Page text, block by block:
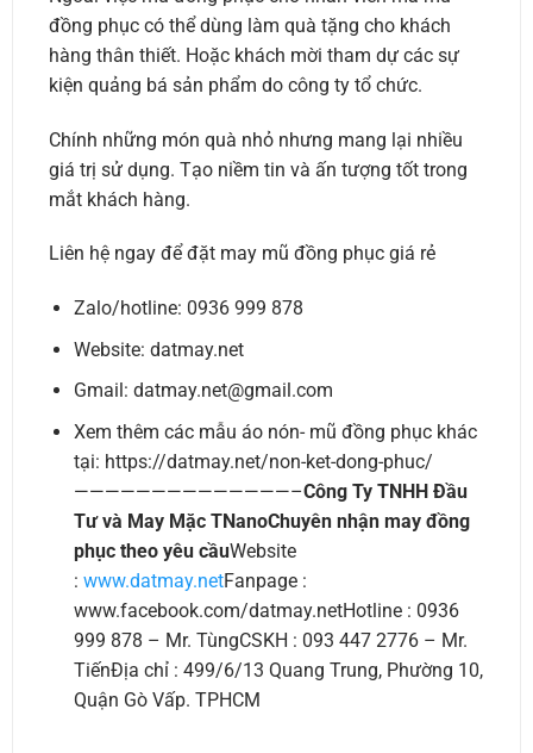
đồng phục có thể dùng làm quà tặng cho khách
hàng thân thiết. Hoặc khách mời tham dự các sự
kiện quảng bá sản phẩm do công ty tổ chức.
Chính những món quà nhỏ nhưng mang lại nhiều
giá trị sử dụng. Tạo niềm tin và ấn tượng tốt trong
mắt khách hàng.
Liên hệ ngay để đặt may mũ đồng phục giá rẻ
Zalo/hotline: 0936 999 878
Website: datmay.net
Gmail: datmay.net@gmail.com
Xem thêm các mẫu áo nón- mũ đồng phục khác
tại: https://datmay.net/non-ket-dong-phuc/
——————————————–Công Ty TNHH Đầu
Tư và May Mặc TNanoChuyên nhận may đồng
phục theo yêu cầuWebsite
: www.datmay.netFanpage :
www.facebook.com/datmay.netHotline : 0936
999 878 – Mr. TùngCSKH : 093 447 2776 – Mr.
TiếnĐịa chỉ : 499/6/13 Quang Trung, Phường 10,
Quận Gò Vấp. TPHCM